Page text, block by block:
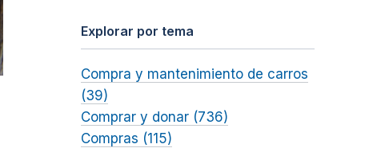
Explorar por tema
Compra y mantenimiento de carros
(39)
Comprar y donar (736)
Compras (115)